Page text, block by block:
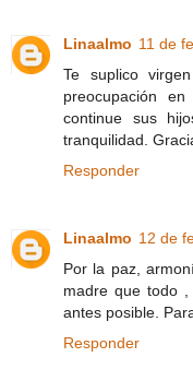
Linaalmo 11 de
Te suplico
preocupación
continue sus
tranquilidad.
Responder
Linaalmo 12 de
Por la paz,
madre que todo
antes posible.
Responder